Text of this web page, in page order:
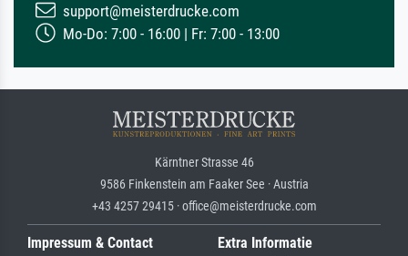
support@meisterdrucke.com
Mo-Do: 7:00 - 16:00 | Fr: 7:00 - 13:00
Kärntner Strasse 46
9586 Finkenstein am Faaker See · Austria
+43 4257 29415 · office@meisterdrucke.com
Impressum & Contact Extra Informatie